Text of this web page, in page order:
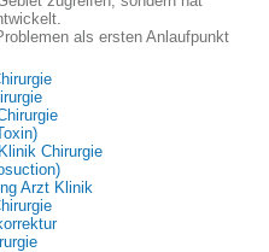
als ersten Anlaufpunkt
Chirurgie
Arzt Klinik